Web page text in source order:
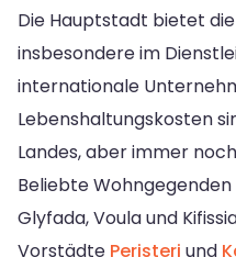
Die Hauptstadt bietet
insbesondere im
internationale
Lebenshaltungskosten
Landes, aber immer
Beliebte
Glyfada, Voula und
Vorstädte Peristeri und